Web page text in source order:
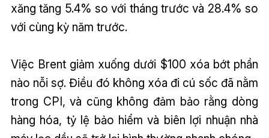
xăng tăng 5.4% so với tháng trước và 28.4% so
với cùng kỳ năm trước.
Việc Brent giảm xuống dưới $100 xóa bớt phần
nào nỗi sợ. Điều đó không xóa đi cú sốc đã nằm
trong CPI, và cũng không đảm bảo rằng dòng
hàng hóa, tỷ lệ bảo hiểm và biên lợi nhuận nhà